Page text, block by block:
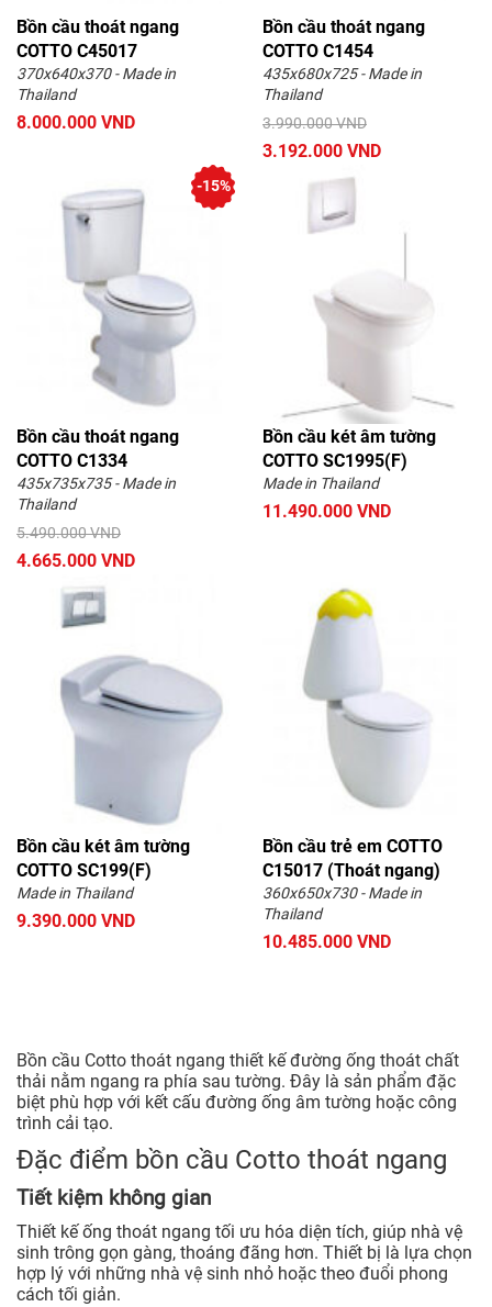
Bồn cầu thoát ngang
COTTO C45017
370x640x370 - Made in
Thailand
8.000.000 VND
Bồn cầu thoát ngang
COTTO C1454
435x680x725 - Made in
Thailand
3.990.000 VND
3.192.000 VND
Bồn cầu thoát ngang
COTTO C1334
435x735x735 - Made in
Thailand
5.490.000 VND
4.665.000 VND
-15%
Bồn cầu két âm tường
COTTO SC1995(F)
Made in Thailand
11.490.000 VND
Bồn cầu két âm tường
COTTO SC199(F)
Made in Thailand
9.390.000 VND
Bồn cầu trẻ em COTTO
C15017 (Thoát ngang)
360x650x730 - Made in
Thailand
10.485.000 VND
Bồn cầu Cotto thoát ngang thiết kế đường ống thoát chất
thải nằm ngang ra phía sau tường. Đây là sản phẩm đặc
biệt phù hợp với kết cấu đường ống âm tường hoặc công
trình cải tạo.
Đặc điểm bồn cầu Cotto thoát ngang
Tiết kiệm không gian
Thiết kế ống thoát ngang tối ưu hóa diện tích, giúp nhà vệ
sinh trông gọn gàng, thoáng đãng hơn. Thiết bị là lựa chọn
hợp lý với những nhà vệ sinh nhỏ hoặc theo đuổi phong
cách tối giản.